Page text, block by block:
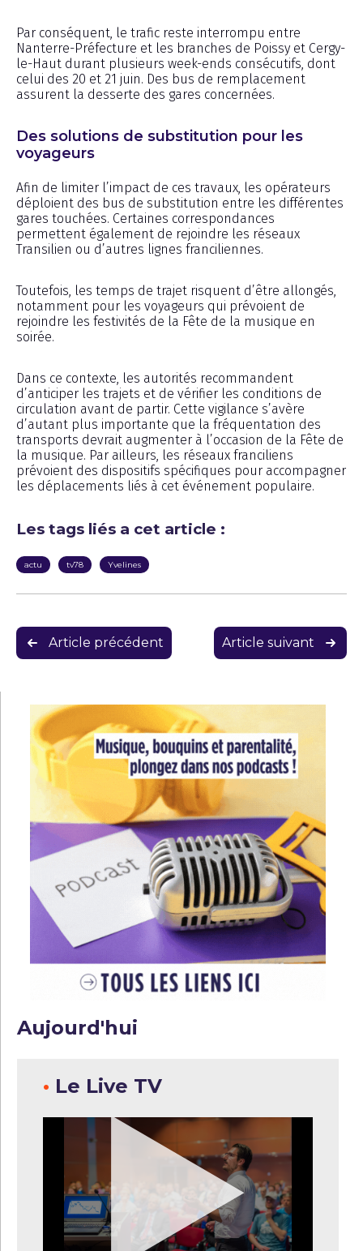
Par conséquent, le trafic reste interrompu entre
Nanterre-Préfecture et les branches de Poissy et Cergy-
le-Haut durant plusieurs week-ends consécutifs, dont
celui des 20 et 21 juin. Des bus de remplacement
assurent la desserte des gares concernées.
Des solutions de substitution pour les
voyageurs
Afin de limiter l’impact de ces travaux, les opérateurs
déploient des bus de substitution entre les différentes
gares touchées. Certaines correspondances
permettent également de rejoindre les réseaux
Transilien ou d’autres lignes franciliennes.
Toutefois, les temps de trajet risquent d’être allongés,
notamment pour les voyageurs qui prévoient de
rejoindre les festivités de la Fête de la musique en
soirée.
Dans ce contexte, les autorités recommandent
d’anticiper les trajets et de vérifier les conditions de
circulation avant de partir. Cette vigilance s’avère
d’autant plus importante que la fréquentation des
transports devrait augmenter à l’occasion de la Fête de
la musique. Par ailleurs, les réseaux franciliens
prévoient des dispositifs spécifiques pour accompagner
les déplacements liés à cet événement populaire.
Les tags liés a cet article :
actu tv78 Yvelines
Navigation
de
Article précédent Article suivant
Aujourd'hui
• Le Live TV